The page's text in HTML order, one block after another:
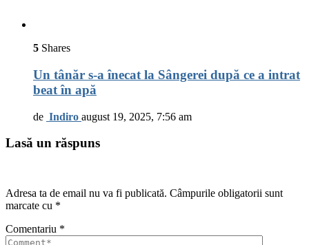
5 Shares
Un tânăr s-a înecat la Sângerei după ce a intrat
beat în apă
de Indiro august 19, 2025, 7:56 am
Lasă un răspuns
Adresa ta de email nu va fi publicată. Câmpurile obligatorii sunt
marcate cu *
Comentariu *